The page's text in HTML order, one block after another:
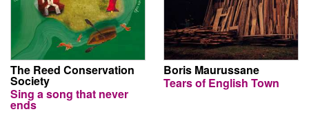
The Reed Conservation
Society
Sing a song that never
ends
Boris Maurussane
Tears of English Town